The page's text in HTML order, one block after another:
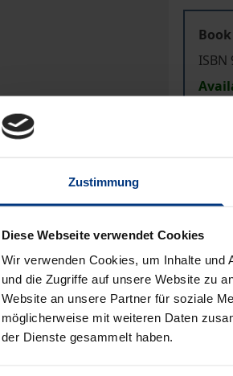
Zustimmung
Diese Webseite verwendet Cookies
Wir verwenden Cookies, um Inhalte und
und die Zugriffe auf unsere Website zu
Website an unsere Partner für soziale
möglicherweise mit weiteren Daten
der Dienste gesammelt haben.
Book
ISBN
von Unternehmen